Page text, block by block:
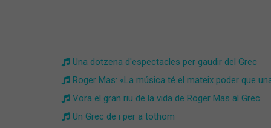
Una dotzena d'espectacles per gaudir del Grec
Roger Mas: «La música té el mateix poder que
Vora el gran riu de la vida de Roger Mas al Grec
Un Grec de i per a tothom